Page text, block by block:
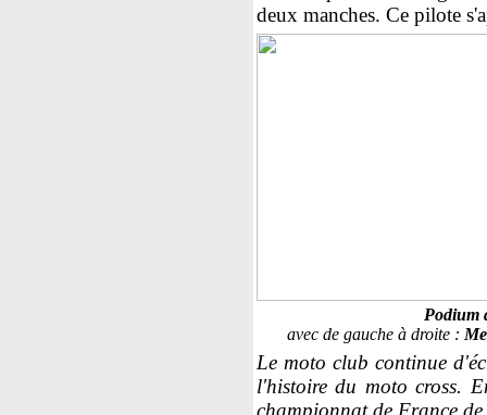
deux manches. Ce pilote
Podium
avec de gauche à droite :
Le moto club continue
l'histoire du moto cross.
championnat de France